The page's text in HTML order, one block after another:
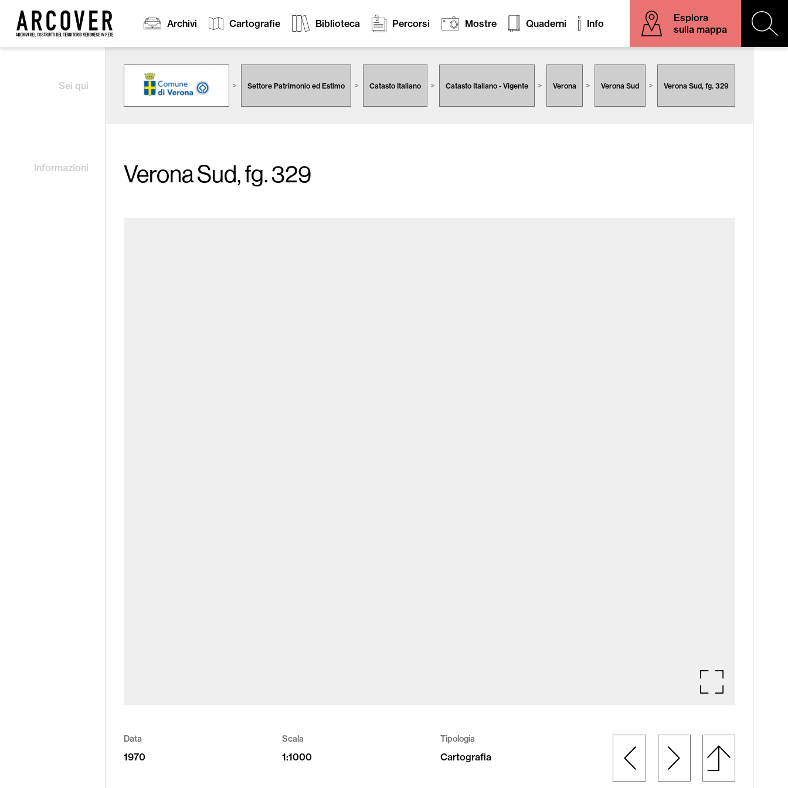
Archivi Cartografie Biblioteca Percorsi Mostre Quaderni Info
Esplora
sulla mappa
Cerca:
Sei qui Settore Patrimonio ed Estimo Catasto Italiano Catasto Italiano - Vigente Verona Verona Sud Verona Sud, fg. 329
Informazioni Verona Sud, fg. 329
Data
1970
Scala
1:1000
Tipologia
Cartografia